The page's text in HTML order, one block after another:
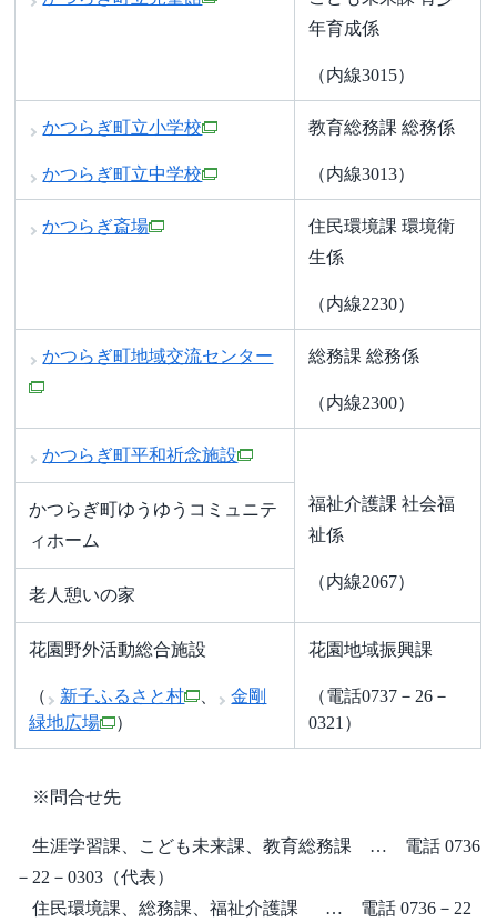
年育成係
（内線3015）
かつらぎ町立小学校
かつらぎ町立中学校
教育総務課 総務係
（内線3013）
かつらぎ斎場
住民環境課 環境衛
生係
（内線2230）
かつらぎ町地域交流センター 総務課 総務係
（内線2300）
かつらぎ町平和祈念施設
福祉介護課 社会福
祉係
（内線2067）
かつらぎ町ゆうゆうコミュニテ
ィホーム
老人憩いの家
花園野外活動総合施設
（ 新子ふるさと村
金剛
緑地広場
）
花園地域振興課
（電話0737－26－
0321）
※問合せ先
生涯学習課、こども未来課、教育総務課 … 電話 0736
－22－0303（代表）
住民環境課、総務課、福祉介護課 … 電話 0736－22